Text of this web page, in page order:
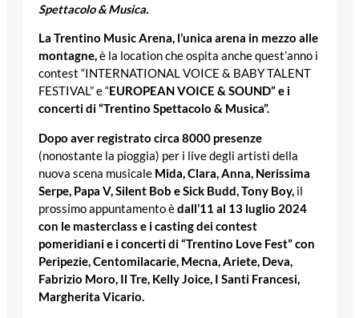
Spettacolo & Musica.
La Trentino Music Arena, l’unica arena in mezzo alle
montagne,è la location che ospita anche quest’anno i
contest “INTERNATIONAL VOICE & BABY TALENT
FESTIVAL” e “EUROPEAN VOICE & SOUND” e i
concerti di “Trentino Spettacolo & Musica”.
Dopo aver registrato circa 8000 presenze
(nonostante la pioggia) per i live degli artisti della
nuova scena musicale Mida, Clara, Anna, Nerissima
Serpe, Papa V, Silent Bob e Sick Budd, Tony Boy, il
prossimo appuntamento èdall’11 al 13 luglio 2024
con le masterclass e i casting dei contest
pomeridiani e i concerti di “Trentino Love Fest” con
Peripezie, Centomilacarie, Mecna, Ariete, Deva,
Fabrizio Moro, Il Tre, Kelly Joice, I Santi Francesi,
Margherita Vicario.